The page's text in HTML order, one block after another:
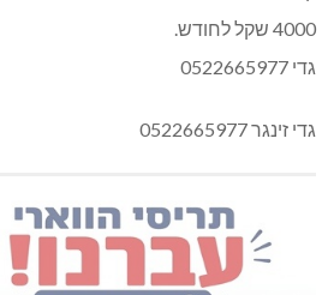
4000 שקל לחודש.
גדי 0522665977
גדי זינגר 0522665977